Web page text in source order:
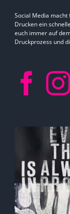
Social Media macht
Drucken ein
euch immer auf
Druckprozess und